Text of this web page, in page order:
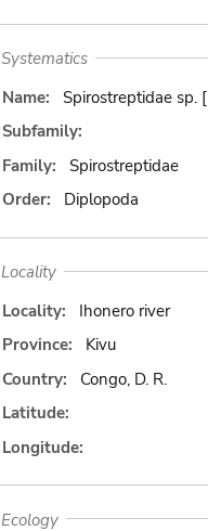
Systematics
Name:
Spirostreptidae sp. [
Subfamily:
Family:
Spirostreptidae
Order:
Diplopoda
Locality
Locality:
Ihonero river
Province:
Kivu
Country:
Congo, D. R.
Latitude:
Longitude:
Ecology